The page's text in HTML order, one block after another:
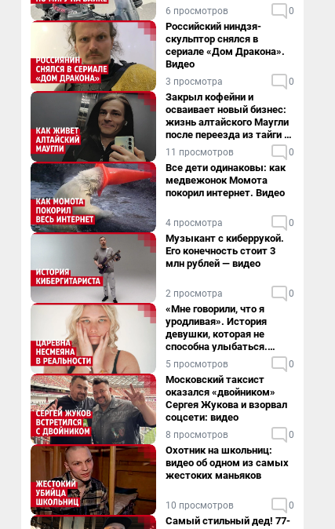
6 просмотров 0
Российский ниндзя-
скульптор снялся в
сериале «Дом Дракона».
Видео
3 просмотра 0
Закрыл кофейни и
осваивает новый бизнес:
жизнь алтайского Маугли
после переезда из тайги в
столицу
11 просмотров 0
Все дети одинаковы: как
медвежонок Момота
покорил интернет. Видео
4 просмотра 0
Музыкант с киберрукой.
Его конечность стоит 3
млн рублей — видео
2 просмотра 0
«Мне говорили, что я
уродливая». История
девушки, которая не
способна улыбаться.
Видео
5 просмотров 0
Московский таксист
оказался «двойником»
Сергея Жукова и взорвал
соцсети: видео
8 просмотров 0
Охотник на школьниц:
видео об одном из самых
жестоких маньяков
10 просмотров 0
Самый стильный дед! 77-